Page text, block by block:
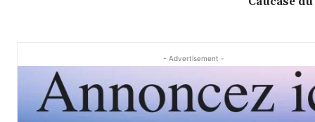
- Advertisement -